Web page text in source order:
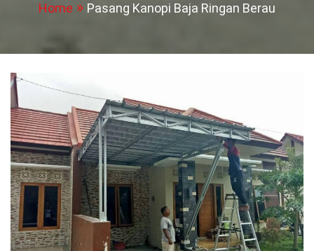
Home Pasang Kanopi Baja Ringan Berau